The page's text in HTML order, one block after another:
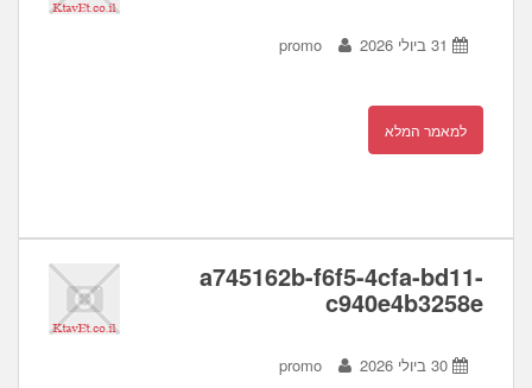
31 ביולי 2026 promo
למאמר המלא
a745162b-f6f5-4cfa-bd11-
c940e4b3258e
30 ביולי 2026 promo